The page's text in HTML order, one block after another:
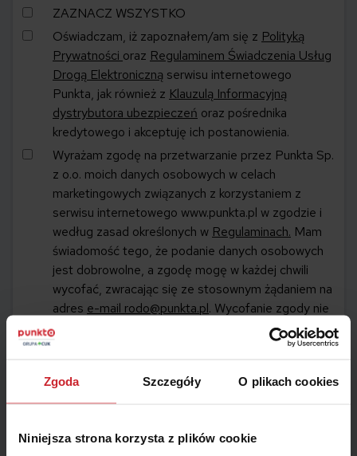
Zgoda Szczegóły O plikach cookies
Niniejsza strona korzysta z plików cookie
ZAZNACZ WSZYSTKO
Oświadczam, iż zapoznałem/am się z Polityką
Prywatności oraz Regulaminem Świadczenia Usług
Drogą Elektroniczną serwisu internetowego
Punkta, jak również z Klauzulą Informacyjną
dystrybutora ubezpieczeń oraz pośrednika
kredytowego i akceptuję ich postanowienia.
Wyrażam zgodę na przetwarzanie przez Punkta Sp.
z o.o. moich danych osobowych w celach
marketingowych związanych z korzystaniem z
serwisu internetowego www.punkta.pl w zgodzie i
według zasad określonych w Regulaminach. Mam
świadomość tego, że podanie danych osobowych
jest dobrowolne, a zgodę mogę w każdej chwili
wycofać, zwracając się ze stosownym żądaniem na
adres e-mail rodo@punkta.pl. Wycofanie zgody nie
wpływa na zgodność z prawem przetwarzania,
którego dokonano na podstawie zgody przed jej
Wyrażam zgodę na otrzymywanie od Punkta Sp. z
marketingowej (wraz z wykorzystaniem